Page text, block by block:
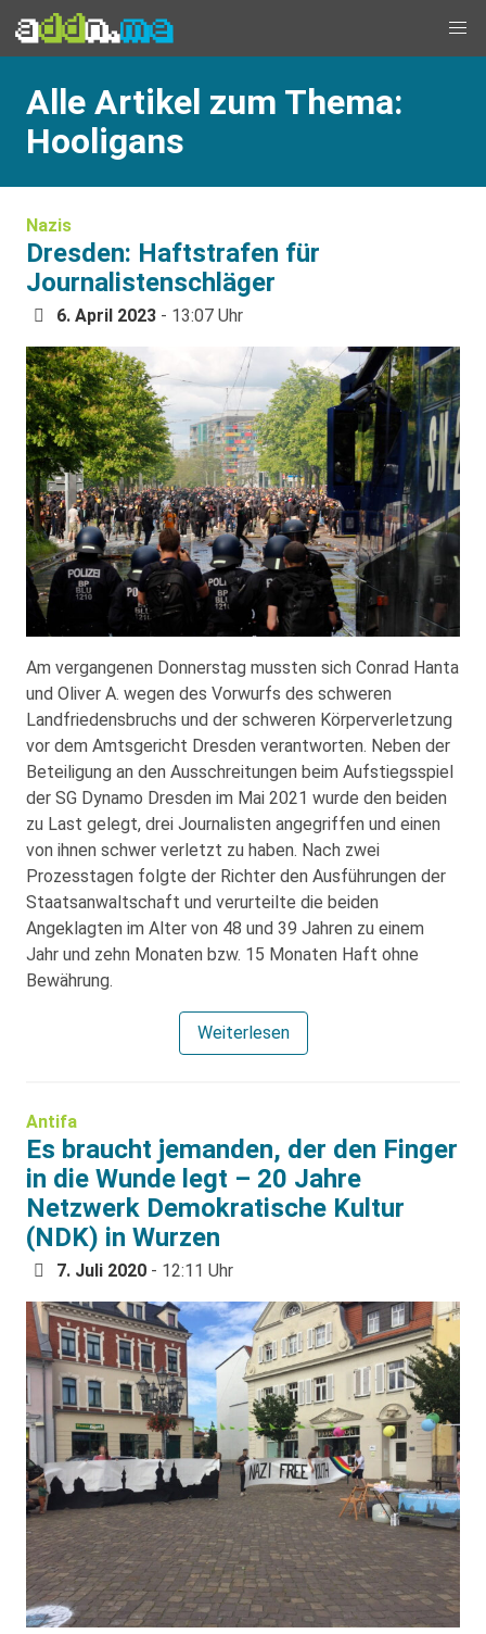
Alle Artikel zum Thema:
Hooligans
Nazis
Dresden: Haftstrafen für
Journalistenschläger
6. April 2023 - 13:07 Uhr
Am vergangenen Donnerstag mussten sich Conrad Hanta
und Oliver A. wegen des Vorwurfs des schweren
Landfriedensbruchs und der schweren Körperverletzung
vor dem Amtsgericht Dresden verantworten. Neben der
Beteiligung an den Ausschreitungen beim Aufstiegsspiel
der SG Dynamo Dresden im Mai 2021 wurde den beiden
zu Last gelegt, drei Journalisten angegriffen und einen
von ihnen schwer verletzt zu haben. Nach zwei
Prozesstagen folgte der Richter den Ausführungen der
Staatsanwaltschaft und verurteilte die beiden
Angeklagten im Alter von 48 und 39 Jahren zu einem
Jahr und zehn Monaten bzw. 15 Monaten Haft ohne
Bewährung.
Weiterlesen
Antifa
Es braucht jemanden, der den Finger
in die Wunde legt – 20 Jahre
Netzwerk Demokratische Kultur
(NDK) in Wurzen
7. Juli 2020 - 12:11 Uhr